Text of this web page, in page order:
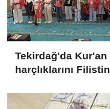
Tekirdağ'da
harçlıklarını